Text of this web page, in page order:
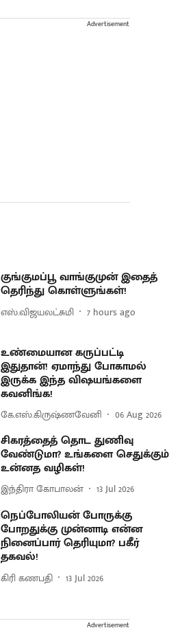
Advertisement
குங்குமப்பூ வாங்குமுன் இதைத்
தெரிந்து கொள்ளுங்கள்!
எஸ்.விஜயலட்சுமி 7 hours ago
உண்மையான கருப்பட்டி
இதுதான்! ஏமாந்து போகாமல்
இருக்க இந்த விஷயங்களை
கவனிங்க!
கே.எஸ்.கிருஷ்ணவேனி 06 Aug 2026
சிகரத்தைத் தொட துணிவு
வேண்டுமா? உங்களை செதுக்கும்
உன்னத வழிகள்!
இந்திரா கோபாலன் 13 Jul 2026
நெப்போலியன் போருக்கு
போறதுக்கு முன்னாடி என்ன
நினைப்பார் தெரியுமா? பகீர்
தகவல்!
கிரி கணபதி 13 Jul 2026
Advertisement